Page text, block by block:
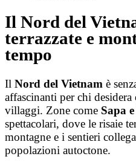
Il Nord del
terrazzate e
tempo
Il Nord del Vietnam è
affascinanti per chi desidera
villaggi. Zone come Sapa e
spettacolari, dove le risaie
montagne e i sentieri
popolazioni autoctone.